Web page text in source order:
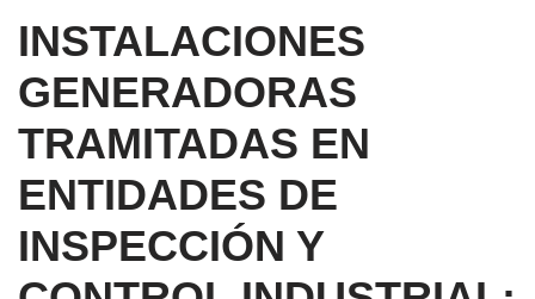
INSTALACIONES
GENERADORAS
TRAMITADAS EN
ENTIDADES DE
INSPECCIÓN Y